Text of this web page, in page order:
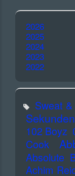
2026
2025
2024
2023
2022
Sweat
102 Boyz
Cook
Absolute
Achim